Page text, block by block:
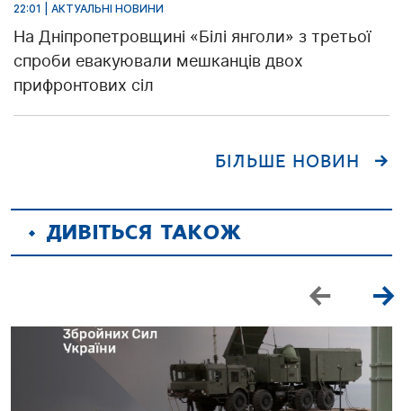
22:01 | АКТУАЛЬНІ НОВИНИ
На Дніпропетровщині «Білі янголи» з третьої
спроби евакуювали мешканців двох
прифронтових сіл
БІЛЬШЕ НОВИН
ДИВІТЬСЯ ТАКОЖ